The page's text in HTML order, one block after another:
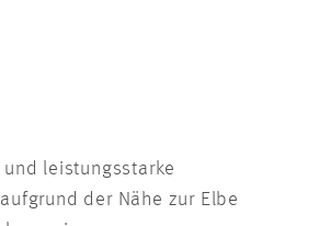
leistungsstarke
der Nähe zur Elbe